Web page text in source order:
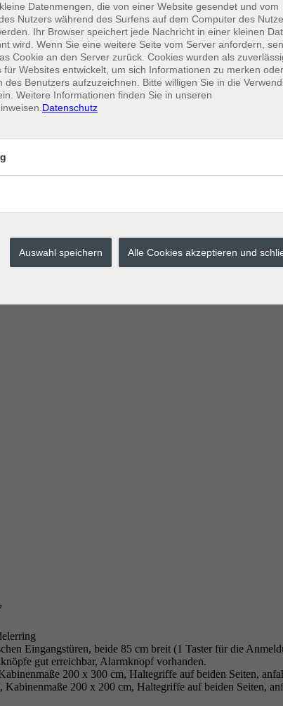
der vhs! In diesem Kurs widmen wir uns den
die wir mit Kokosmilch marinieren und die
Eingangstüren, beide 85 cm breit (1 Taster für die
gut erreichbar, Alarmknopf vorhanden.
200 x 300 cm, Haltegriffe auf beiden Seiten,
200 x 200 cm, Haltegriffe auf beiden Seiten,
Datenmengen, die von einer Website gesendet und vom
Nutzers während des Surfens auf dem Computer des
Ihr Browser speichert jede Nachricht in einer kleinen
wird. Wenn Sie eine weitere Seite vom Server anfordern,
Cookie an den Server zurück. Cookies wurden als
für Websites entwickelt, um sich Informationen zu merken
des Benutzers aufzuzeichnen. Bitte willigen Sie in die
Weitere Informationen finden Sie in unseren
Datenschutz
Auswahl speichern Alle Cookies akzeptieren und